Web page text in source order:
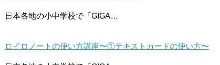
日本各地の小中学校で「GIGA…
ロイロノートの使い方講座〜①テキストカードの使い方〜